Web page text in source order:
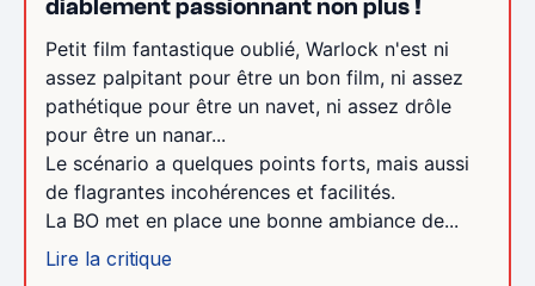
diablement passionnant non plus !
Petit film fantastique oublié, Warlock n'est ni
assez palpitant pour être un bon film, ni assez
pathétique pour être un navet, ni assez drôle
pour être un nanar...
Le scénario a quelques points forts, mais aussi
de flagrantes incohérences et facilités.
La BO met en place une bonne ambiance de...
Lire la critique